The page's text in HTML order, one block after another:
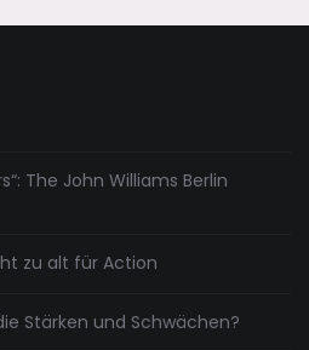
The John Williams Berlin
zu alt für Action
Stärken und Schwächen?